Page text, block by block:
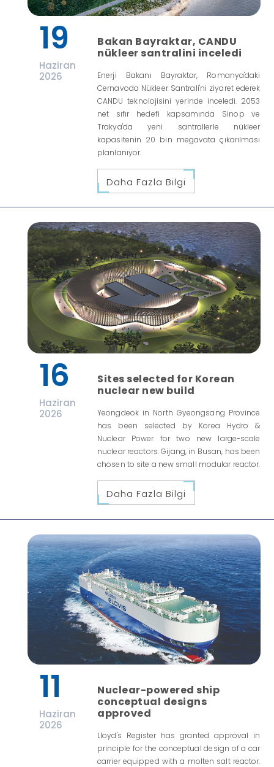
19
Haziran
2026
Bakan Bayraktar, CANDU
nükleer santralini inceledi
Enerji Bakanı Bayraktar, Romanya'daki
Cernavoda Nükleer Santrali'ni ziyaret ederek
CANDU teknolojisini yerinde inceledi. 2053
net sıfır hedefi kapsamında Sinop ve
Trakya'da yeni santrallerle nükleer
kapasitenin 20 bin megavata çıkarılması
planlanıyor.
Daha Fazla Bilgi
16
Haziran
2026
Sites selected for Korean
nuclear new build
Yeongdeok in North Gyeongsang Province
has been selected by Korea Hydro &
Nuclear Power for two new large-scale
nuclear reactors. Gijang, in Busan, has been
chosen to site a new small modular reactor.
Daha Fazla Bilgi
11
Haziran
2026
Nuclear-powered ship
conceptual designs
approved
Lloyd's Register has granted approval in
principle for the conceptual design of a car
carrier equipped with a molten salt reactor.